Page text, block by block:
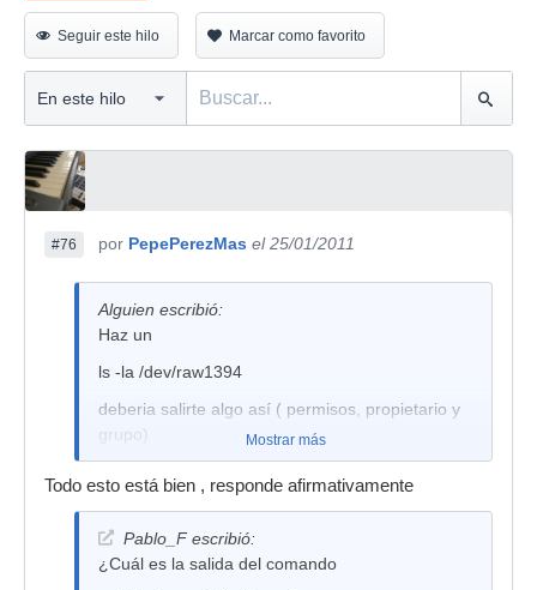
Seguir este hilo Marcar como favorito
#76 por PepePerezMas el 25/01/2011
Alguien escribió:
Haz un
ls -la /dev/raw1394
deberia salirte algo así ( permisos, propietario y
grupo)
/dev/raw1394
Esto es para confirmar que raw1394 pertenece
efectivamente al grupo audio y que el grupo
Mostrar más
Todo esto está bien , responde afirmativamente
Pablo_F escribió:
¿Cuál es la salida del comando